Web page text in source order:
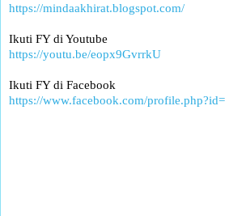
https://mindaakhirat.blogspot.com/
Ikuti FY di Youtube
https://youtu.be/eopx9GvrrkU
Ikuti FY di Facebook
https://www.facebook.com/